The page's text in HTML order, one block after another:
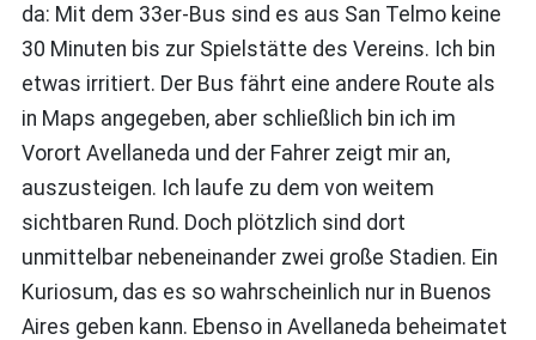
da: Mit dem 33er-Bus sind es aus San Telmo keine
30 Minuten bis zur Spielstätte des Vereins. Ich bin
etwas irritiert. Der Bus fährt eine andere Route als
in Maps angegeben, aber schließlich bin ich im
Vorort Avellaneda und der Fahrer zeigt mir an,
auszusteigen. Ich laufe zu dem von weitem
sichtbaren Rund. Doch plötzlich sind dort
unmittelbar nebeneinander zwei große Stadien. Ein
Kuriosum, das es so wahrscheinlich nur in Buenos
Aires geben kann. Ebenso in Avellaneda beheimatet